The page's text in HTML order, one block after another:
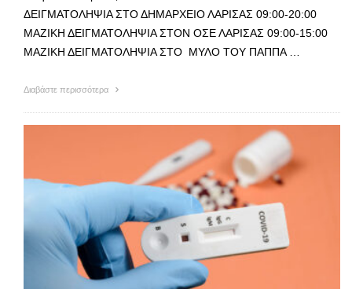
ΔΕΙΓΜΑΤΟΛΗΨΙΑ ΣΤΟ ΔΗΜΑΡΧΕΙΟ ΛΑΡΙΣΑΣ 09:00-20:00
ΜΑΖΙΚΗ ΔΕΙΓΜΑΤΟΛΗΨΙΑ ΣΤΟΝ ΟΣΕ ΛΑΡΙΣΑΣ 09:00-15:00
ΜΑΖΙΚΗ ΔΕΙΓΜΑΤΟΛΗΨΙΑ ΣΤΟ ΜΥΛΟ ΤΟΥ ΠΑΠΠΑ …
Διαβάστε περισσότερα